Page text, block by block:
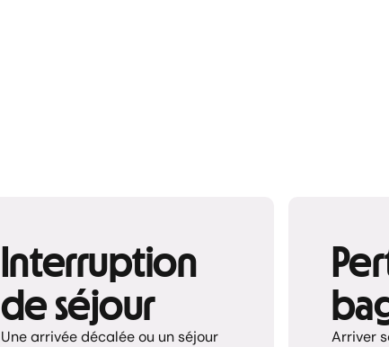
Interruption
de séjour
Une arrivée décalée ou un séjour
Arriver